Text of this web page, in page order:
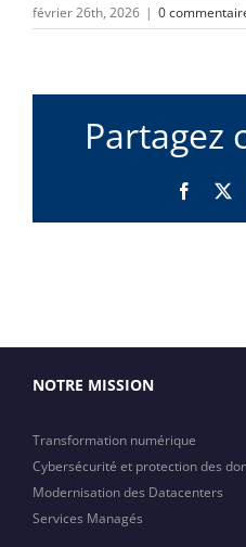
février 26th, 2026 | 0
Partagez
NOTRE MISSION
Transformation numérique
Cybersécurité et protection des
Modernisation des Datacenters
Services Managés